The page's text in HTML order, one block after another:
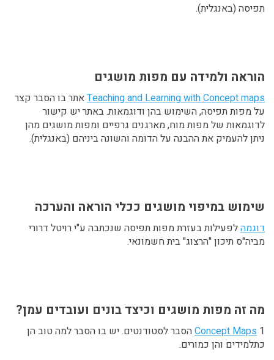
תפיסה (באנגלית).
הוראה ולמידה עם מפות מושגים
Teaching and Learning with Concept mapsאתר בו הסבר קצר
על מפות תפיסה, השימוש בהן ודוגמאות. באתר יש קישור
לדוגמאות של מפות מוח, מארגנים גרפיים ומפות מושגים מהן
ניתן להעמיק את ההבנה על הדומה והשונה ביניהם (באנגלית).
שימוש במיפוי מושגים ככלי הוראה והערכה
דוגמהלפעילות בעזרת מפות תפיסה שנכתבה ע"י רויטל דרורי
מביה"ס תיכון "הרצוג" בית חשמונאי.
מה זה מפות מושגים וכיצד בונים ועובדים עמן?
Concept Maps1 הסבר לסטודנטים. יש בו הסבר למה טוב הן
כתלמידים והן כמורים.